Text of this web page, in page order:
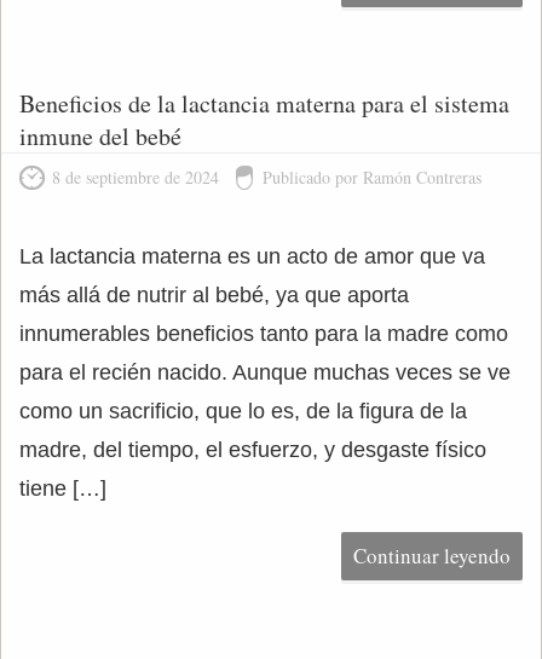
Beneficios de la lactancia materna para el sistema
inmune del bebé
8 de septiembre de 2024 Publicado por Ramón Contreras
La lactancia materna es un acto de amor que va
más allá de nutrir al bebé, ya que aporta
innumerables beneficios tanto para la madre como
para el recién nacido. Aunque muchas veces se ve
como un sacrificio, que lo es, de la figura de la
madre, del tiempo, el esfuerzo, y desgaste físico
tiene […]
Continuar leyendo